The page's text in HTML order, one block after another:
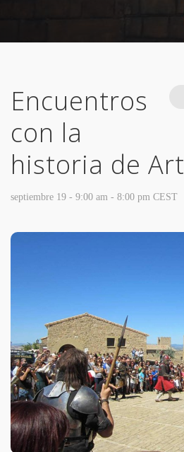
Encuentros
con la
historia de
septiembre 19 - 9:00 am - 8:00 pm CEST